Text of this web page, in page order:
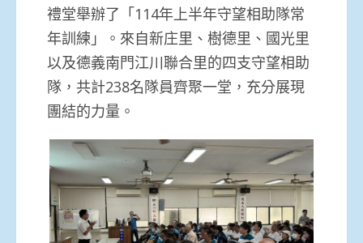
禮堂舉辦了「114年上半年守望相助隊常
年訓練」。來自新庄里、樹德里、國光里
以及德義南門江川聯合里的四支守望相助
隊，共計238名隊員齊聚一堂，充分展現
團結的力量。